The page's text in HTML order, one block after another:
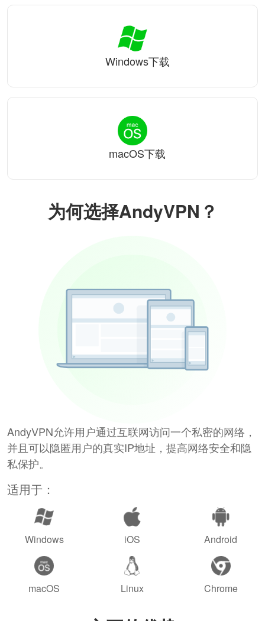
为何选择AndyVPN？
AndyVPN允许用户通过互联网访问一个私密的网络，
并且可以隐匿用户的真实IP地址，提高网络安全和隐
私保护。
适用于：
Windows iOS Android
macOS Linux Chrome
Windows下载
macOS下载